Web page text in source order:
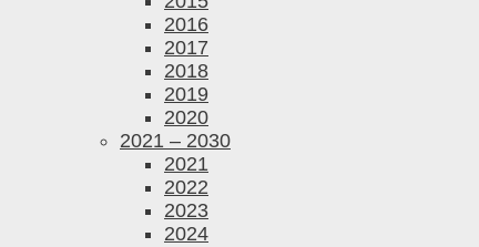
2016
2017
2018
2019
2020
2021 – 2030
2021
2022
2023
2024